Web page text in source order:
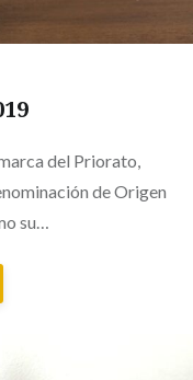
del Priorato,
de Origen
su…